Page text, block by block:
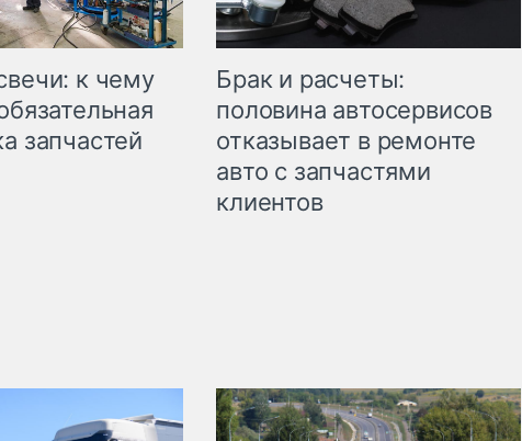
к чему
запчастей
Брак и расчеты:
половина автосервисов
отказывает в ремонте
авто с запчастями
клиентов